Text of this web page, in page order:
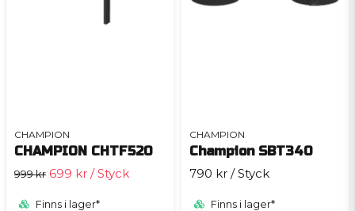
CHAMPION
CHAMPION CHTF520
999 kr 699 kr / Styck
Finns i lager*
CHAMPION
Champion SBT340
790 kr / Styck
Finns i lager*